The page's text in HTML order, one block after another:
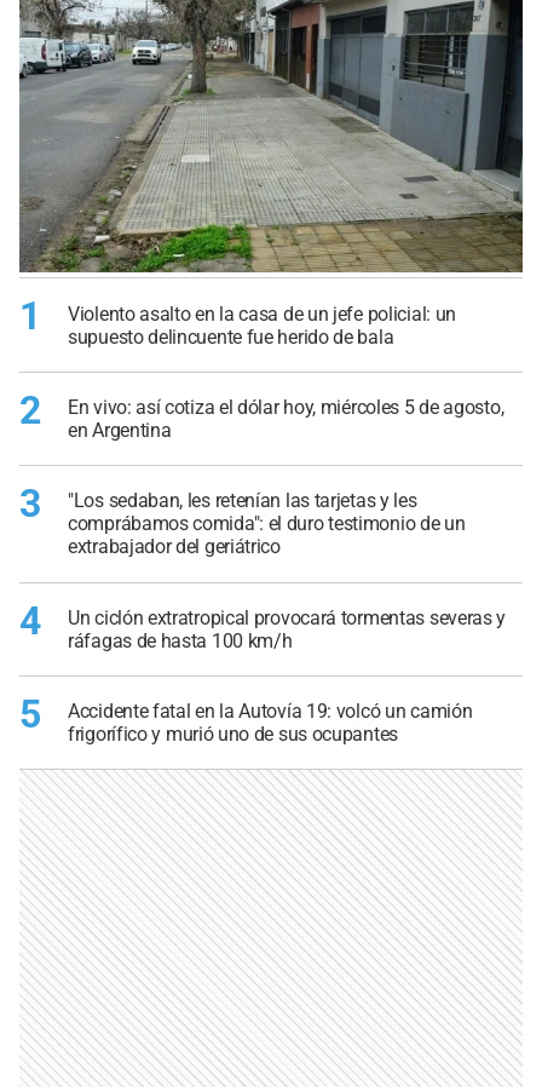
1
Violento asalto en la casa de un jefe policial: un
supuesto delincuente fue herido de bala
2
En vivo: así cotiza el dólar hoy, miércoles 5 de agosto,
en Argentina
3
"Los sedaban, les retenían las tarjetas y les
comprábamos comida": el duro testimonio de un
extrabajador del geriátrico
4
Un ciclón extratropical provocará tormentas severas y
ráfagas de hasta 100 km/h
5
Accidente fatal en la Autovía 19: volcó un camión
frigorífico y murió uno de sus ocupantes